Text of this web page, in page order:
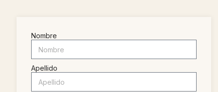
Nombre
Apellido